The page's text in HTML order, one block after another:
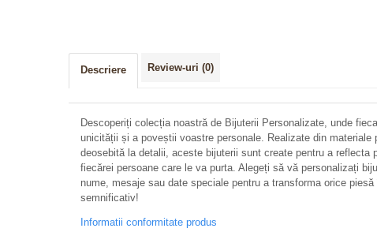
Descriere Review-uri (0)
Descoperiți colecția noastră de Bijuterii Personalizate, unde
unicității și a poveștii voastre personale. Realizate din materiale
deosebită la detalii, aceste bijuterii sunt create pentru a reflecta
fiecărei persoane care le va purta. Alegeți să vă personalizați
nume, mesaje sau date speciale pentru a transforma orice
semnificativ!
Informatii conformitate produs